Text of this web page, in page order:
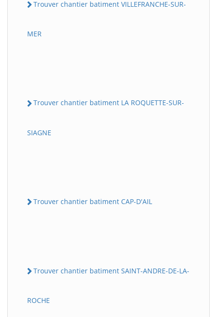
Trouver chantier batiment VILLEFRANCHE-SUR-
MER
Trouver chantier batiment LA ROQUETTE-SUR-
SIAGNE
Trouver chantier batiment CAP-D'AIL
Trouver chantier batiment SAINT-ANDRE-DE-LA-
ROCHE